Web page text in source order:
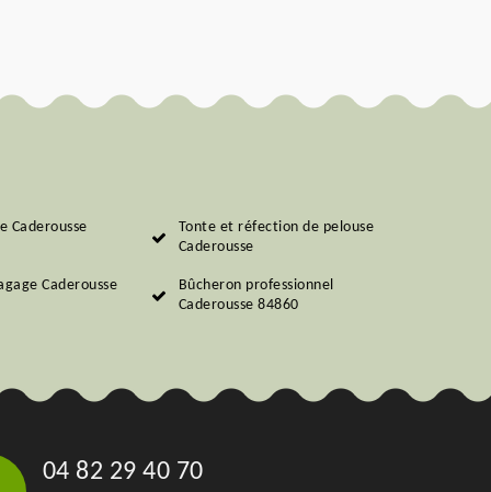
Caderousse
Tonte et réfection de pelouse
Caderousse
Caderousse
Bûcheron professionnel
Caderousse 84860
04 82 29 40 70